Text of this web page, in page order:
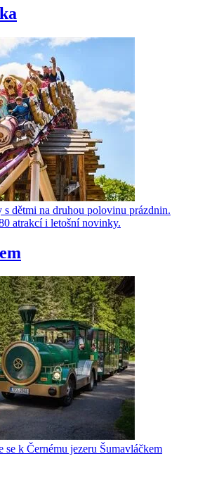
dětmi na druhou polovinu prázdnin.
atrakcí i letošní novinky.
k Černému jezeru Šumavláčkem